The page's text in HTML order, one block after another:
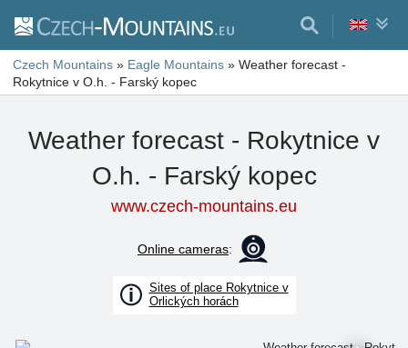
Czech Mountains » Eagle Mountains » Weather forecast -
Rokytnice v O.h. - Farský kopec
Weather forecast - Rokytnice v
O.h. - Farský kopec
www.czech-mountains.eu
Online cameras:
Sites of place Rokytnice v
Orlických horách